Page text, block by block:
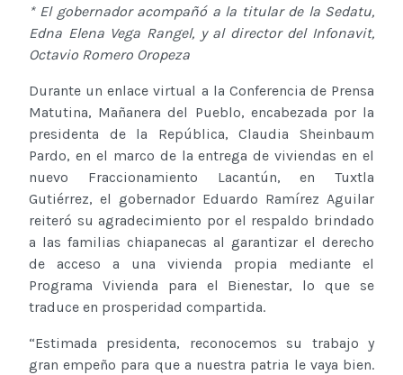
* El gobernador acompañó a la titular de la Sedatu,
Edna Elena Vega Rangel, y al director del Infonavit,
Octavio Romero Oropeza
Durante un enlace virtual a la Conferencia de Prensa
Matutina, Mañanera del Pueblo, encabezada por la
presidenta de la República, Claudia Sheinbaum
Pardo, en el marco de la entrega de viviendas en el
nuevo Fraccionamiento Lacantún, en Tuxtla
Gutiérrez, el gobernador Eduardo Ramírez Aguilar
reiteró su agradecimiento por el respaldo brindado
a las familias chiapanecas al garantizar el derecho
de acceso a una vivienda propia mediante el
Programa Vivienda para el Bienestar, lo que se
traduce en prosperidad compartida.
“Estimada presidenta, reconocemos su trabajo y
gran empeño para que a nuestra patria le vaya bien.